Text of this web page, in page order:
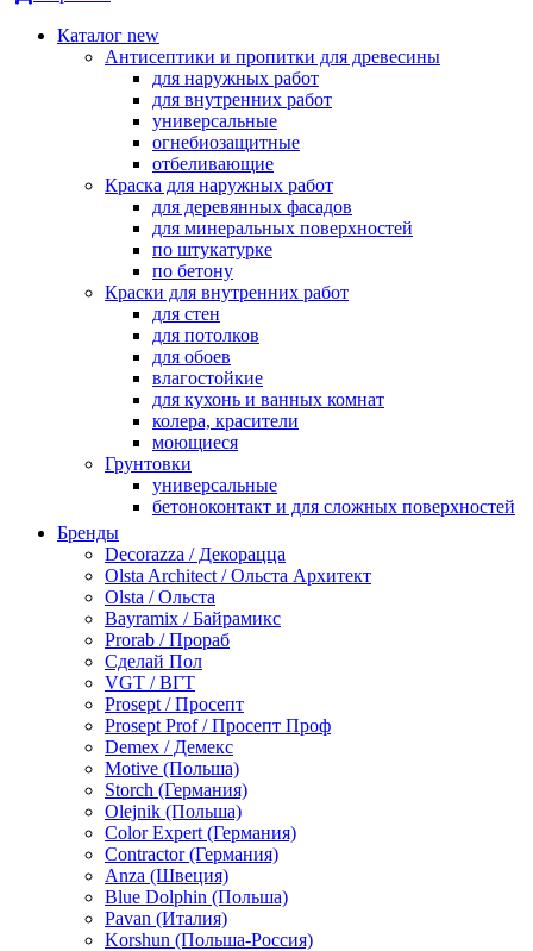
Каталог new
Антисептики и пропитки для древесины
для наружных работ
для внутренних работ
универсальные
огнебиозащитные
отбеливающие
Краска для наружных работ
для деревянных фасадов
для минеральных поверхностей
по штукатурке
по бетону
Краски для внутренних работ
для стен
для потолков
для обоев
влагостойкие
для кухонь и ванных комнат
колера, красители
моющиеся
Грунтовки
универсальные
бетоноконтакт и для сложных поверхностей
по металлу
антикорозийные
под декоративные штукатурки
для гипсокартона
под штукатурку
Герметик
акриловые
силиконовые универсальные, нейтральные
силиконовые санитарные (антигрибковые)
шовные для срубов
для кровли
для каминов
полиуретановые
Декоративные штукатурки и краски
краски для декора, патина
мокрый шелк
венецианские (эффект мрамора)
песок (эффект песчаных вихрей)
декоративная шпаклевка
Бренды
Decorazza / Декорацца
Olsta Architect / Ольста Архитект
Olsta / Ольста
Bayramix / Байрамикс
Prorab / Прораб
Сделай Пол
VGT / ВГТ
Prosept / Просепт
Prosept Prof / Просепт Проф
Demex / Демекс
Motive (Польша)
Storch (Германия)
Olejnik (Польша)
Color Expert (Германия)
Contractor (Германия)
Anza (Швеция)
Blue Dolphin (Польша)
Pavan (Италия)
Korshun (Польша-Россия)